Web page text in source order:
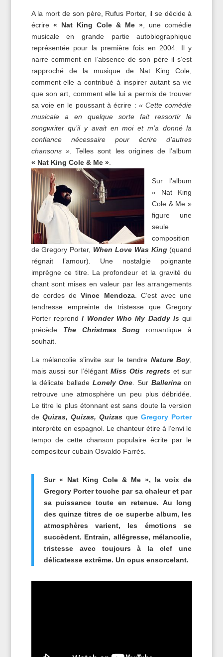
A la mort de son père, Rufus Porter, il se décide à
écrire « Nat King Cole & Me » , une comédie
musicale en grande partie autobiographique
représentée pour la première fois en 2004. Il y
narre comment en l’absence de son père il s’est
rapproché de la musique de Nat King Cole,
comment elle a contribué à inspirer autant sa vie
que son art, comment elle lui a permis de trouver
sa voie en le poussant à écrire : « Cette comédie
musicale a en quelque sorte fait ressortir le
songwriter qu’il y avait en moi et m’a donné la
confiance nécessaire pour écrire d’autres
chansons ».Telles sont les origines de l’album
« Nat King Cole & Me ».
Sur l’album
« Nat King
Cole & Me »
figure une
seule
composition
de Gregory Porter, When Love Was King(quand
régnait l’amour). Une nostalgie poignante
imprègne ce titre. La profondeur et la gravité du
chant sont mises en valeur par les arrangements
de cordes deVince Mendoza. C’est avec une
tendresse empreinte de tristesse que Gregory
Porter reprendI Wonder Who My Daddy Is qui
précède The Christmas Song romantique à
souhait.
La mélancolie s’invite sur le tendre Nature Boy
mais aussi sur l’élégant Miss Otis regretset sur
la délicate ballade Lonely One . Sur Ballerina on
retrouve une atmosphère un peu plus débridée.
Le titre le plus étonnant est sans doute la version
de Quizas, Quizas, Quizas queGregory Porter
interprète en espagnol. Le chanteur étire à l’envi le
tempo de cette chanson populaire écrite par le
compositeur cubain Osvaldo Farrés.
Sur « Nat King Cole & Me », la voix de
Gregory Porter touche par sa chaleur et par
sa puissance toute en retenue. Au long
des quinze titres de ce superbe album, les
atmosphères varient, les émotions se
succèdent. Entrain, allégresse, mélancolie,
tristesse avec toujours à la clef une
délicatesse extrême. Un opus ensorcelant.